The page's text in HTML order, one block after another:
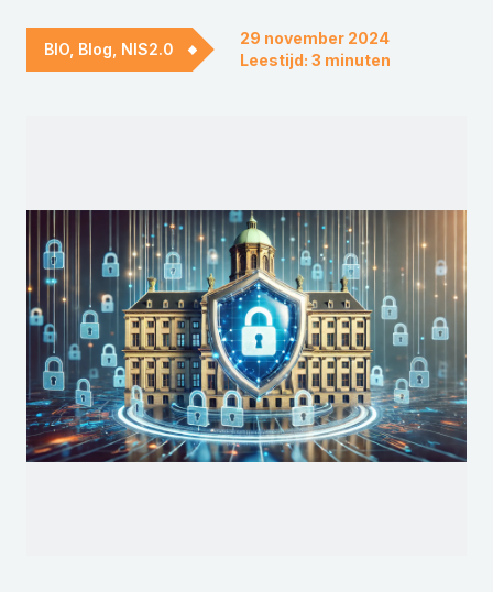
BIO, Blog, NIS2.0
29 november 2024
Leestijd: 3 minuten